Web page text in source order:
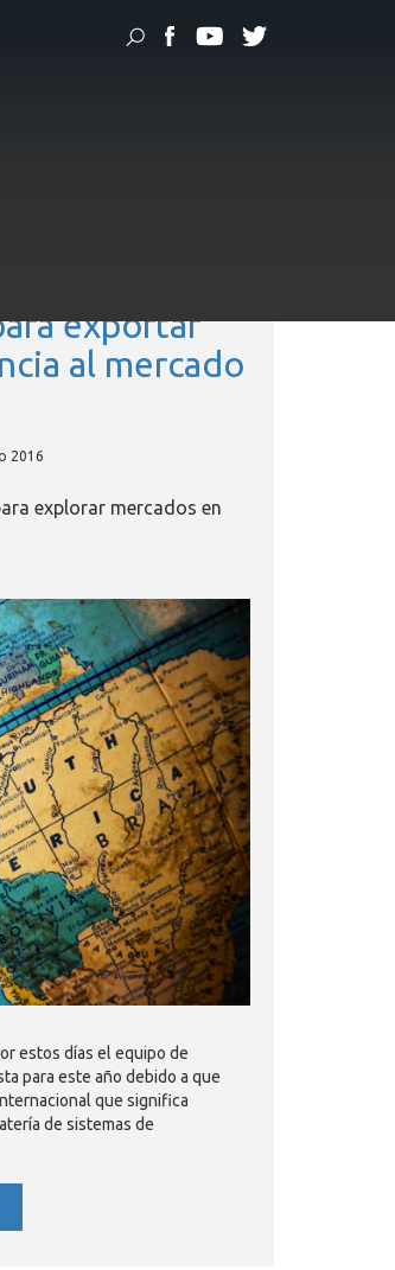
exportar
al mercado
2016
explorar mercados en
estos días el equipo de
para este año debido a que
que significa
de sistemas de